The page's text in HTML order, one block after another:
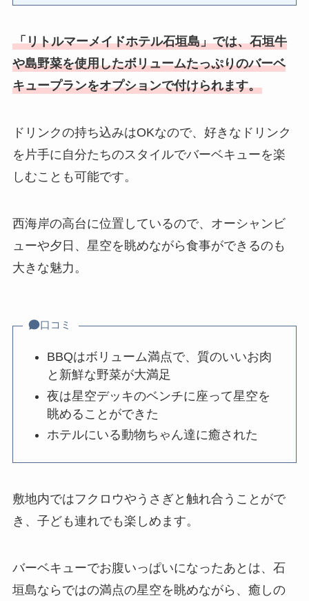
「リトルマーメイドホテル石垣島」では、石垣牛
や島野菜を使用したボリュームたっぷりのバーベ
キュープランをオプションで付けられます。
ドリンクの持ち込みはOKなので、好きなドリンク
を片手に自分たちのスタイルでバーベキューを楽
しむことも可能です。
西海岸の高台に位置しているので、オーシャンビ
ューや夕日、星空を眺めながら食事ができるのも
大きな魅力。
口コミ
BBQはボリューム満点で、質のいいお肉
と新鮮な野菜が大満足
夜は星空デッキのベンチに座って星空を
眺めることができた
ホテルにいる動物ちゃん達に癒された
敷地内ではフクロウやうさぎと触れ合うことがで
き、子ども連れでも楽しめます。
バーベキューでお腹いっぱいになったあとは、石
垣島ならではの満点の星空を眺めながら、癒しの